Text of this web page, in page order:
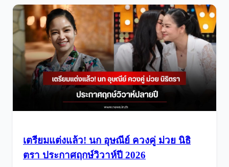
เตรียมแต่งแล้ว! นก อุษณีย์ ควงคู่ ม่วย นิธิ
ตรา ประกาศฤกษ์วิวาห์ปี 2026